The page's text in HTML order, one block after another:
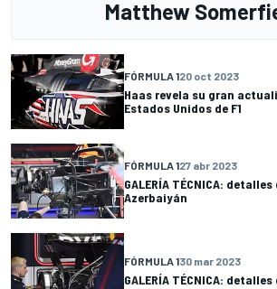
Matthew
FÓRMULA 120 oct 2023
Haas revela su gran
Estados Unidos de F1
FÓRMULA 127 abr 2023
GALERÍA TÉCNICA: detalles
Azerbaiyán
FÓRMULA 130 mar 2023
GALERÍA TÉCNICA: